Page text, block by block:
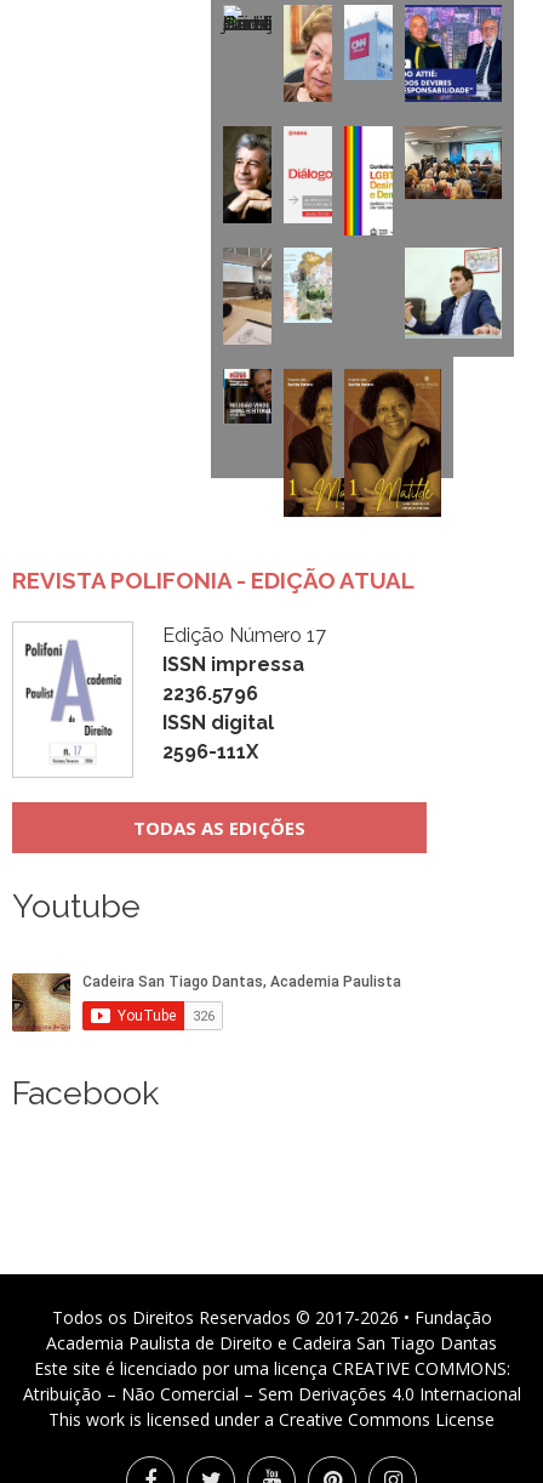
REVISTA POLIFONIA - EDIÇÃO ATUAL
Edição Número 17
ISSN impressa
2236.5796
ISSN digital
2596-111X
TODAS AS EDIÇÕES
Youtube
Facebook
Todos os Direitos Reservados © 2017-2026 • Fundação
Academia Paulista de Direito e Cadeira San Tiago Dantas
Este site é licenciado por uma licença CREATIVE COMMONS:
Atribuição – Não Comercial – Sem Derivações 4.0 Internacional
This work is licensed under a Creative Commons License